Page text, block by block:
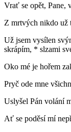
Vrať se opět, Pane,
Z mrtvých nikdo už
Už jsem vysílen
skrápím, * slzami
Oko mé je hořem
Pryč ode mne
Uslyšel Pán volání
Ať se poděsí mí